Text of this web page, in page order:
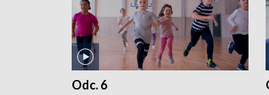
Odc. 6